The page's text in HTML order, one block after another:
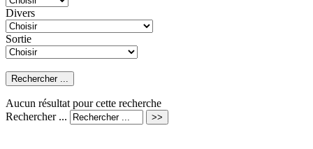
Divers
Sortie
Aucun résultat pour cette recherche
Rechercher ...